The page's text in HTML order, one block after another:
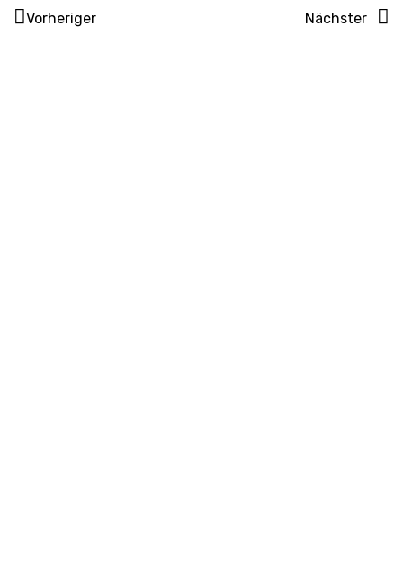
Vorheriger Nächster